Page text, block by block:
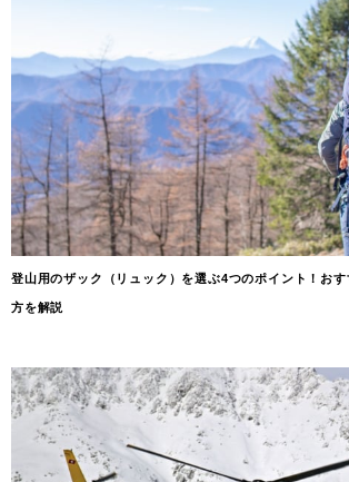
登山用のザック（リュック）を選ぶ4つのポイント！お
方を解説